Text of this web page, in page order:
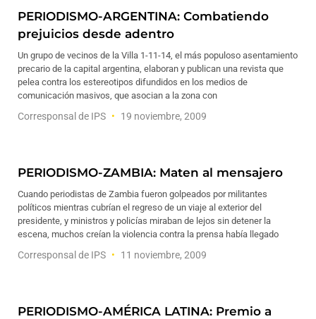
PERIODISMO-ARGENTINA: Combatiendo
prejuicios desde adentro
Un grupo de vecinos de la Villa 1-11-14, el más populoso asentamiento
precario de la capital argentina, elaboran y publican una revista que
pelea contra los estereotipos difundidos en los medios de
comunicación masivos, que asocian a la zona con
Corresponsal de IPS 19 noviembre, 2009
PERIODISMO-ZAMBIA: Maten al mensajero
Cuando periodistas de Zambia fueron golpeados por militantes
políticos mientras cubrían el regreso de un viaje al exterior del
presidente, y ministros y policías miraban de lejos sin detener la
escena, muchos creían la violencia contra la prensa había llegado
Corresponsal de IPS 11 noviembre, 2009
PERIODISMO-AMÉRICA LATINA: Premio a